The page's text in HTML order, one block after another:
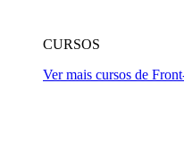
CURSOS
Ver mais cursos de